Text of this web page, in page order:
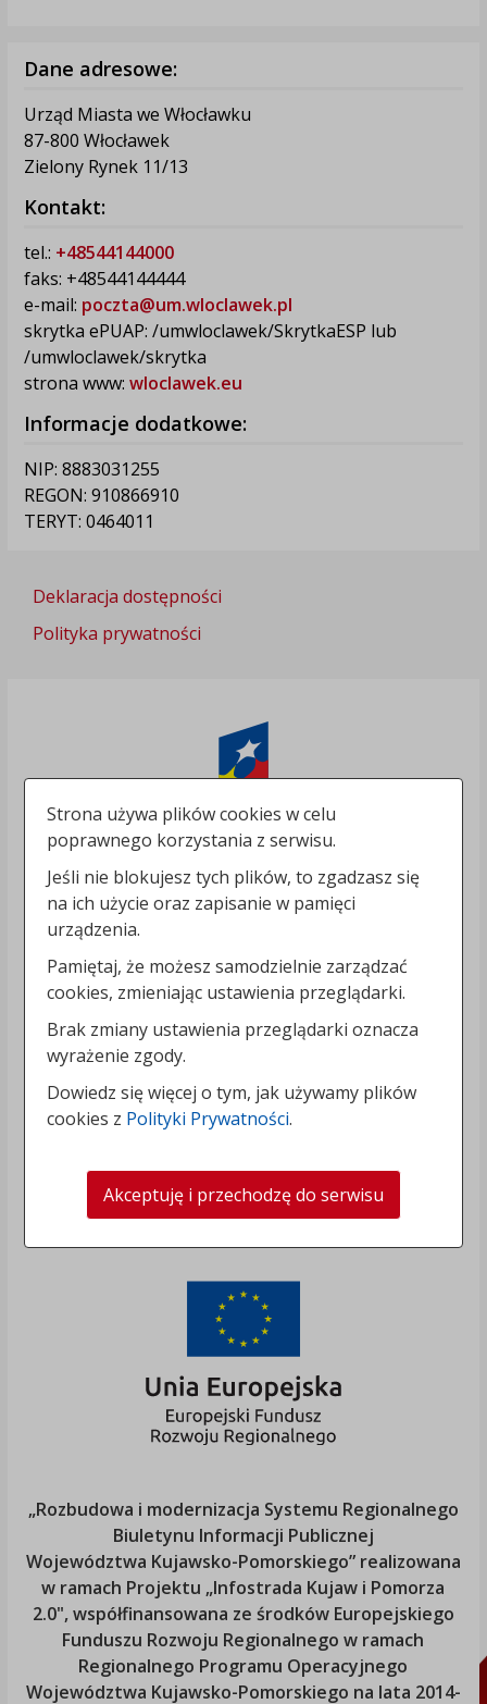
Dane adresowe:
Urząd Miasta we Włocławku
87-800 Włocławek
Zielony Rynek 11/13
Kontakt:
tel.: +48544144000
faks: +48544144444
e-mail: poczta@um.wloclawek.pl
skrytka ePUAP: /umwloclawek/SkrytkaESP lub
/umwloclawek/skrytka
strona www: wloclawek.eu
Informacje dodatkowe:
NIP: 8883031255
REGON: 910866910
TERYT: 0464011
Deklaracja dostępności
Polityka prywatności
„Rozbudowa i modernizacja Systemu Regionalnego
Biuletynu Informacji Publicznej
Województwa Kujawsko-Pomorskiego” realizowana
w ramach Projektu „Infostrada Kujaw i Pomorza
2.0", współfinansowana ze środków Europejskiego
Funduszu Rozwoju Regionalnego w ramach
Regionalnego Programu Operacyjnego
Województwa Kujawsko-Pomorskiego na lata 2014-
Strona używa plików cookies w celu
poprawnego korzystania z serwisu.
Jeśli nie blokujesz tych plików, to zgadzasz się
na ich użycie oraz zapisanie w pamięci
urządzenia.
Pamiętaj, że możesz samodzielnie zarządzać
cookies, zmieniając ustawienia przeglądarki.
Brak zmiany ustawienia przeglądarki oznacza
wyrażenie zgody.
Dowiedz się więcej o tym, jak używamy plików
cookies z Polityki Prywatności.
Akceptuję i przechodzę do serwisu